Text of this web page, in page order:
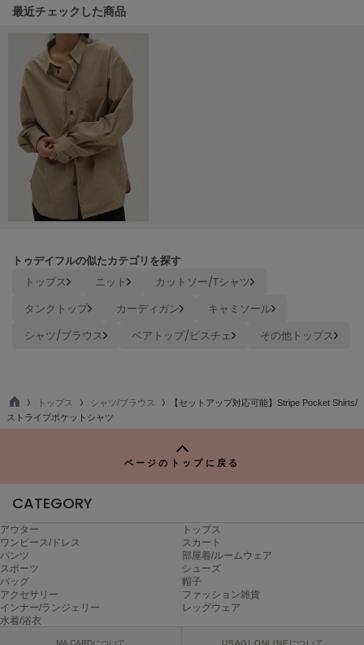
MUCHA
NEW Balance
ニューバランス
nezu
ネズ
NIKE
null.
ヌル
Onitsuka Tiger
オニツカ タイガー
オル
PATRICK
パトリック
Philly chocolate
フィリーチョコレート
最近チェックした商品
トゥデイフルの似たカテゴリを探す
トップス ニット
カットソー/Tシャツ
タンクトップ
カーディガン
キャミソール
シャツ/ブラウス
ベアトップ/ビスチェ その他トップス
TO
P
トップス シャツ/ブラウス
【セットアップ対応可能】Stripe Pocket Shirts/
ストライプポケットシャツ
ページのトップに戻る
CATEGORY
アウター
トップス
ワンピース/ドレス
スカート
パンツ
部屋着/ルームウェア
スポーツ
シューズ
バッグ
帽子
アクセサリー
ファッション雑貨
インナー/ランジェリー
レッグウェア
水着/浴衣
MA CARDについて USAGI ONLINEについて